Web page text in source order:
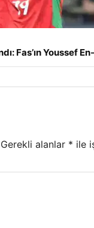
Fas’ın Youssef
Gerekli alanlar * ile